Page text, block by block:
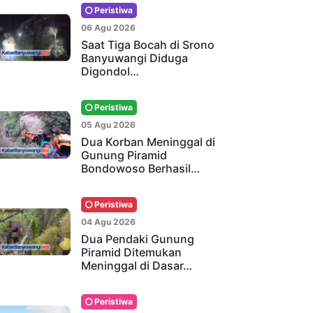
Peristiwa
06 Agu 2026
Saat Tiga Bocah di Srono
Banyuwangi Diduga
Digondol…
Peristiwa
05 Agu 2026
Dua Korban Meninggal di
Gunung Piramid
Bondowoso Berhasil…
Peristiwa
04 Agu 2026
Dua Pendaki Gunung
Piramid Ditemukan
Meninggal di Dasar…
Peristiwa